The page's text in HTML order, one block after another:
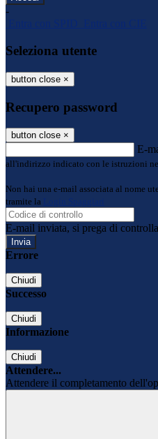
-
Entra con SPID
Entra con CIE
Seleziona utente
button close ×
Recupero password
button close ×
E-
all'indirizzo indicato con le istruzioni
Non hai una e-mail associata al nome
tramite la
Login Spaggiari
E-mail inviata, si prega di
Errore
Chiudi
Successo
Chiudi
Informazione
Chiudi
Attendere...
Attendere il completamento